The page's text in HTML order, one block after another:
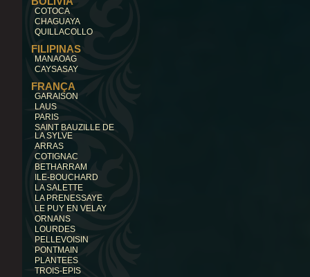
COTOCA
CHAGUAYA
QUILLACOLLO
FILIPINAS
MANAOAG
CAYSASAY
FRANÇA
GARAISON
LAUS
PARIS
SAINT BAUZILLE DE
LA SYLVE
ARRAS
COTIGNAC
BETHARRAM
ILE-BOUCHARD
LA SALETTE
LA PRENESSAYE
LE PUY EN VELAY
ORNANS
LOURDES
PELLEVOISIN
PONTMAIN
PLANTEES
TROIS-EPIS